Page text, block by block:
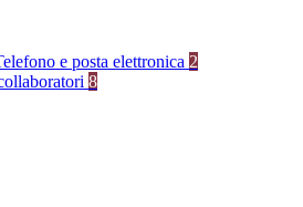
e posta elettronica 2
8